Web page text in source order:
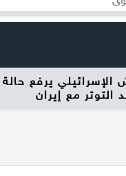
الإسرائيلي يرفع
التوتر مع إيران